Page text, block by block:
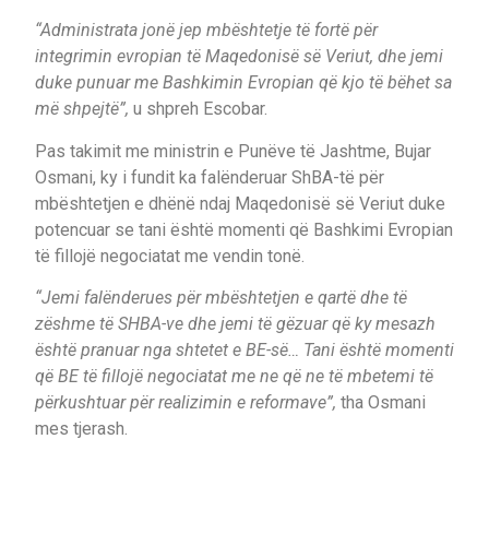
“Administrata jonë jep mbështetje të fortë për
integrimin evropian të Maqedonisë së Veriut, dhe jemi
duke punuar me Bashkimin Evropian që kjo të bëhet sa
më shpejtë”, u shpreh Escobar.
Pas takimit me ministrin e Punëve të Jashtme, Bujar
Osmani, ky i fundit ka falënderuar ShBA-të për
mbështetjen e dhënë ndaj Maqedonisë së Veriut duke
potencuar se tani është momenti që Bashkimi Evropian
të fillojë negociatat me vendin tonë.
“Jemi falënderues për mbështetjen e qartë dhe të
zëshme të SHBA-ve dhe jemi të gëzuar që ky mesazh
është pranuar nga shtetet e BE-së… Tani është momenti
që BE të fillojë negociatat me ne që ne të mbetemi të
përkushtuar për realizimin e reformave”, tha Osmani
mes tjerash.